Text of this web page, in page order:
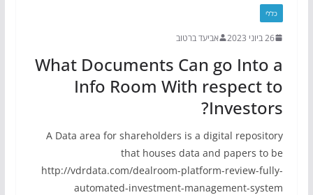
כללי
26 ביוני 2023 אביעד ברטוב
What Documents Can go Into a
Info Room With respect to
Investors?
A Data area for shareholders is a digital repository
that houses data and papers to be
http://vdrdata.com/dealroom-platform-review-fully-
automated-investment-management-system